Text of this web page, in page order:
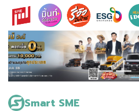
Skip
content
Smart SME
Search
for: